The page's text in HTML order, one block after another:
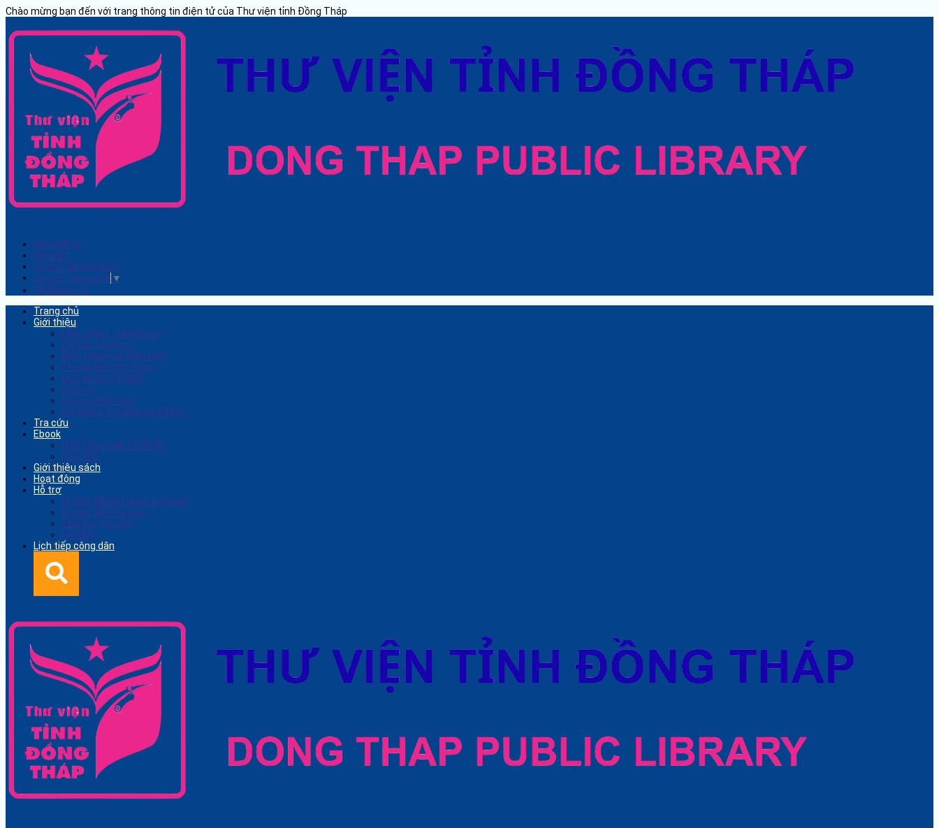
Chào mừng bạn đến với trang thông tin điện tử của Thư viện tỉnh Đồng Tháp
Đăng Nhập
Đăng Ký
Hướng dẫn sử dụng
Select Language ▼
PB Khiếm thị
Trang chủ
Giới thiệu
Chức năng - Nhiệm vụ
Cơ cấu tổ chức
Điều khoản và Điều kiện
Thành tích đạt được
Lịch sử hình thành
Dịch vụ
Nội quy thư viện
Hệ thống thư viện xã, PĐCS
Tra cứu
Ebook
NXB Tổng hợp TP. HCM
NXB Trẻ
Giới thiệu sách
Hoạt động
Hỗ trợ
Hướng dẫn sử dụng thư viện
Hướng dẫn tra cứu
Thủ tục làm thẻ
Liên hệ
Lịch tiếp công dân